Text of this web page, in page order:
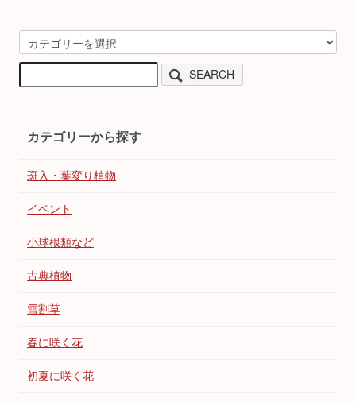
SEARCH
カテゴリーから探す
斑入・葉変り植物
イベント
小球根類など
古典植物
雪割草
春に咲く花
初夏に咲く花